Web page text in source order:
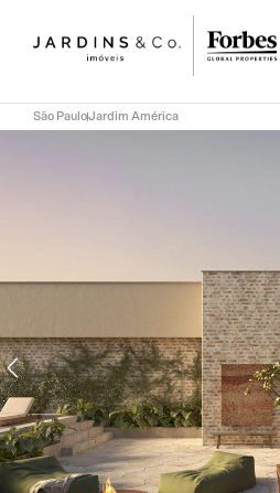
São PauloJardim América
Email LinkedIn